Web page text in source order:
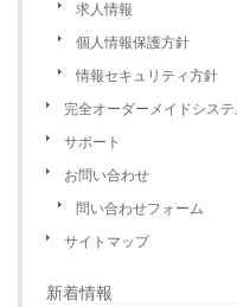
求人情報
個人情報保護方針
情報セキュリティ方針
完全オーダーメイドシス
サポート
お問い合わせ
問い合わせフォーム
サイトマップ
新着情報